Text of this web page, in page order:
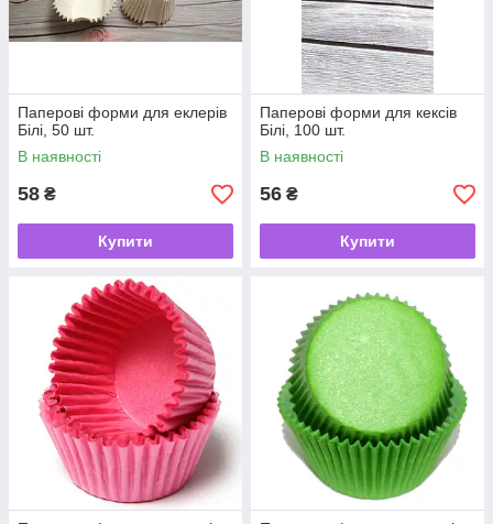
Паперові форми для еклерів
Білі, 50 шт.
В наявності
58 ₴
Купити
Паперові форми для кексів
Білі, 100 шт.
В наявності
56 ₴
Купити